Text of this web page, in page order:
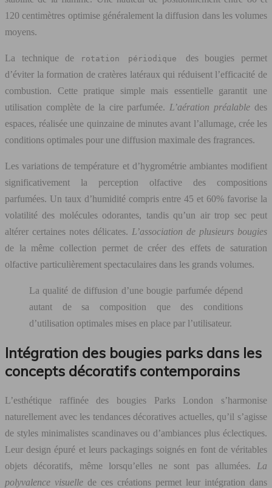
120 centimètres optimise généralement la diffusion dans les volumes
moyens.
La technique de rotation périodique des bougies permet
d’éviter la formation de cratères latéraux qui réduisent l’efficacité de
combustion. Cette pratique simple mais essentielle garantit une
utilisation complète de la cire parfumée. L’aération préalable des
espaces, réalisée une quinzaine de minutes avant l’allumage, crée les
conditions optimales pour une diffusion maximale des fragrances.
Les variations de température et d’hygrométrie ambiantes modifient
significativement la perception olfactive des compositions
parfumées. Un taux d’humidité compris entre 45 et 60% favorise la
volatilité des molécules odorantes, tandis qu’un air trop sec peut
altérer certaines notes délicates. L’association de plusieurs bougies
de la même collection permet de créer des effets de saturation
olfactive particulièrement spectaculaires dans les grands volumes.
La qualité de diffusion d’une bougie parfumée dépend
autant de sa composition que des conditions
d’utilisation optimales mises en place par l’utilisateur.
Intégration des bougies parks dans les
concepts décoratifs contemporains
L’esthétique raffinée des bougies Parks London s’harmonise
naturellement avec les tendances décoratives actuelles, qu’il s’agisse
de styles minimalistes scandinaves ou d’ambiances plus éclectiques.
Leur design épuré et leurs packagings soignés en font de véritables
objets décoratifs, même lorsqu’elles ne sont pas allumées. La
polyvalence visuelle de ces créations permet leur intégration dans